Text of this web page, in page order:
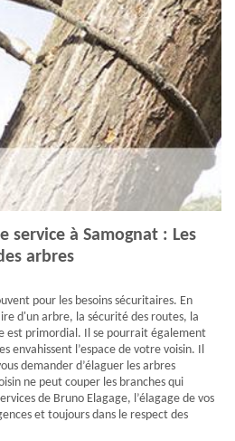
service à Samognat : Les
arbres
pour les besoins sécuritaires. En
d'un arbre, la sécurité des routes, la
est primordial. Il se pourrait également
envahissent l’espace de votre voisin. Il
demander d’élaguer les arbres
ne peut couper les branches qui
de Bruno Elagage, l’élagage de vos
et toujours dans le respect des